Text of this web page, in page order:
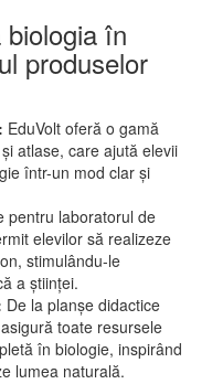
în
produselor
EduVolt oferă o gamă
atlase, care ajută elevii
într-un mod clar și
pentru laboratorul de
elevilor să realizeze
stimulându-le
a științei.
De la planșe didactice
toate resursele
în biologie, inspirând
lumea naturală.